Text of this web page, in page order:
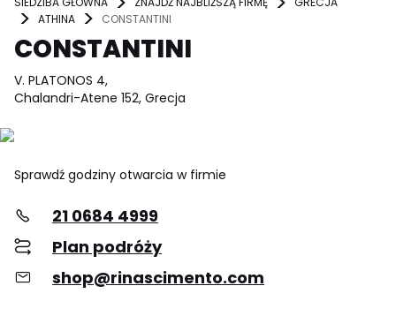
ATHINA
CONSTANTINI
CONSTANTINI
V. PLATONOS 4,
Chalandri-Atene 152, Grecja
Sprawdź godziny otwarcia w firmie
21 0684 4999
Plan podróży
shop@rinascimento.com